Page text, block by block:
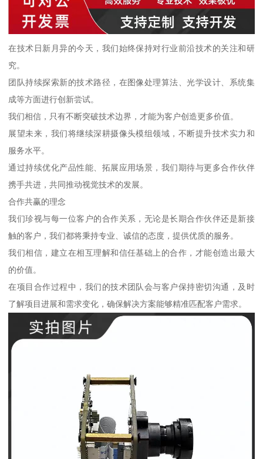
在技术日新月异的今天，我们始终保持对行业前沿技术的关注和研
究。
团队持续探索新的技术路径，在图像处理算法、光学设计、系统集
成等方面进行创新尝试。
我们相信，只有不断突破技术边界，才能为客户创造更多价值。
展望未来，我们将继续深耕摄像头模组领域，不断提升技术实力和
服务水平。
通过持续优化产品性能、拓展应用场景，我们期待与更多合作伙伴
携手共进，共同推动视觉技术的发展。
合作共赢的理念
我们珍视与每一位客户的合作关系，无论是长期合作伙伴还是新接
触的客户，我们都将秉持专业、诚信的态度，提供优质的服务。
我们相信，建立在相互理解和信任基础上的合作，才能创造出最大
的价值。
在项目合作过程中，我们的技术团队会与客户保持密切沟通，及时
了解项目进展和需求变化，确保解决方案能够精准匹配客户需求。